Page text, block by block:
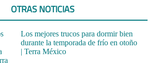
OTRAS NOTICIAS
Los mejores trucos para dormir bien
durante la temporada de frío en otoño
| Terra México